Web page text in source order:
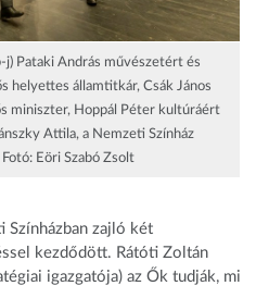
j) Pataki András művészetért és
helyettes államtitkár, Csák János
miniszter, Hoppál Péter kultúráért
Attila, a Nemzeti Színház
Eöri Szabó Zsolt
Színházban zajló két
kezdődött. Rátóti Zoltán
igazgatója) az Ők tudják, mi